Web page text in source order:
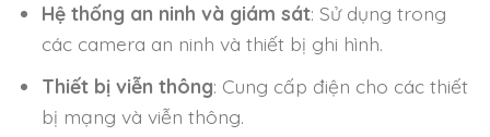
Hệ thống an ninh và giám sát: Sử dụng trong
các camera an ninh và thiết bị ghi hình.
Thiết bị viễn thông: Cung cấp điện cho các thiết
bị mạng và viễn thông.